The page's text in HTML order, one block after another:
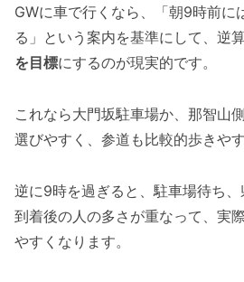
GWに車で行くなら、「朝9時前に
る」という案内を基準にして、逆
を目標にするのが現実的です。
これなら大門坂駐車場か、那智山
選びやすく、参道も比較的歩きや
逆に9時を過ぎると、駐車場待ち、
到着後の人の多さが重なって、実
やすくなります。